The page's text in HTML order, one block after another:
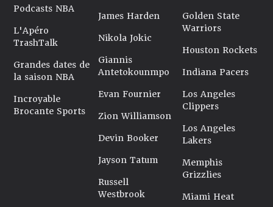
Podcasts NBA
L'Apéro
TrashTalk
Grandes dates de
la saison NBA
Incroyable
Brocante Sports
James Harden
Nikola Jokic
Giannis
Antetokounmpo
Evan Fournier
Zion Williamson
Devin Booker
Jayson Tatum
Russell
Westbrook
Golden State
Warriors
Houston Rockets
Indiana Pacers
Los Angeles
Clippers
Los Angeles
Lakers
Memphis
Grizzlies
Miami Heat